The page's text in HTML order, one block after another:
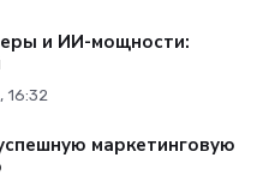
и ИИ-мощности:
16:32
маркетинговую